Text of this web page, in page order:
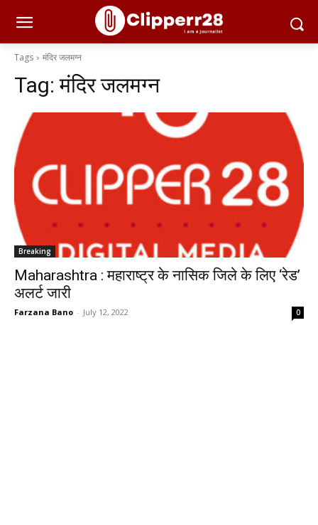
Tags मंदिर जलमग्न
Tag:मंदिर जलमग्न
Breaking
Maharashtra : महाराष्ट्र के नासिक जिले के लिए ‘रेड’
अलर्ट जारी
Farzana Bano - July 12, 2022 0